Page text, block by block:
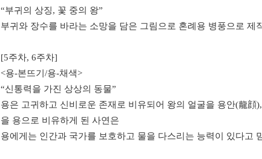
“부귀의 상징, 꽃 중의 왕”
부귀와 장수를 바라는 소망을 담은 그림으로 혼례용 병풍으로 제
[5주차, 6주차]
<용-본뜨기/용-채색>
“신통력을 가진 상상의 동물”
용은 고귀하고 신비로운 존재로 비유되어 왕의 얼굴을 용안(龍
을 용으로 비유하게 된 사연은
용에게는 인간과 국가를 보호하고 물을 다스리는 능력이 있다고